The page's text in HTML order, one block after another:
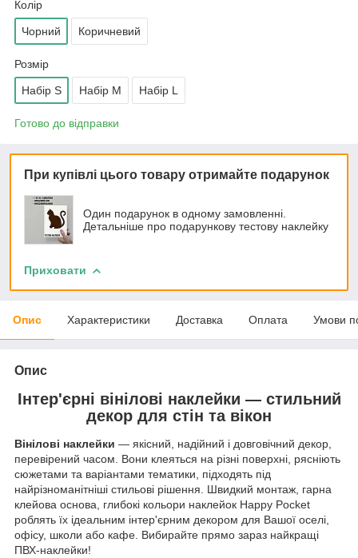
Колір
Чорний Коричневий
Розмір
Набір S Набір M Набір L
Готово до відправки
При купівлі цього товару отримайте подарунок
Один подарунок в одному замовленні.
Детальніше про подарункову тестову наклейку
Приховати
Опис Характеристики Доставка Оплата Умови
Опис
Інтер'єрні вінілові наклейки — стильний
декор для стін та вікон
Вінілові наклейки — якісний, надійний і довговічний декор,
перевірений часом. Вони клеяться на різні поверхні, рясніють
сюжетами та варіантами тематики, підходять під
найрізноманітніші стильові рішення. Швидкий монтаж, гарна
клейова основа, глибокі кольори наклейок Happy Pocket
роблять їх ідеальним інтер'єрним декором для Вашої оселі,
офісу, школи або кафе. Вибирайте прямо зараз найкращі
ПВХ-наклейки!